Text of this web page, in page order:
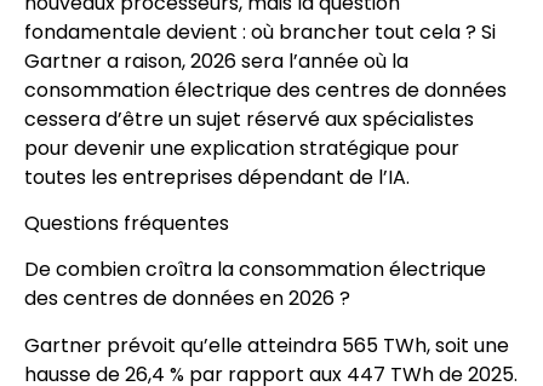
fondamentale devient : où brancher tout cela ? Si
Gartner a raison, 2026 sera l’année où la
consommation électrique des centres de données
cessera d’être un sujet réservé aux spécialistes
pour devenir une explication stratégique pour
toutes les entreprises dépendant de l’IA.
Questions fréquentes
De combien croîtra la consommation électrique
des centres de données en 2026 ?
Gartner prévoit qu’elle atteindra 565 TWh, soit une
hausse de 26,4 % par rapport aux 447 TWh de 2025.